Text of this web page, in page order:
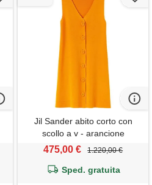
Jil Sander abito corto con
scollo a v - arancione
475,00 € 1.220,00 €
Sped. gratuita